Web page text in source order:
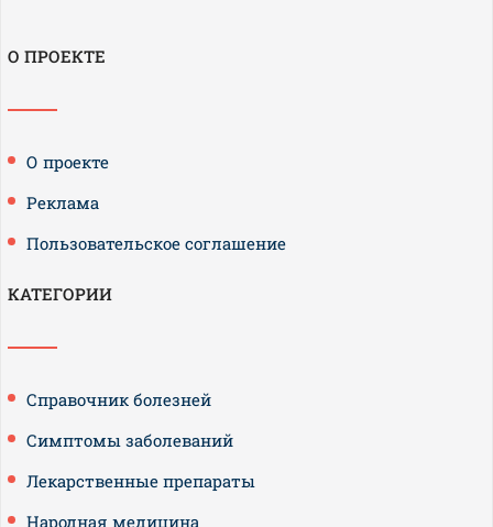
О ПРОЕКТЕ
О проекте
Реклама
Пользовательское соглашение
КАТЕГОРИИ
Справочник болезней
Симптомы заболеваний
Лекарственные препараты
Народная медицина